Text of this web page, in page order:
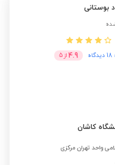
بوستانی
4.9 از 5
کاشان
واحد تهران مرکزی